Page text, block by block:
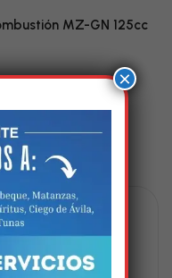
MZ-GN 125cc
publicada. Los×